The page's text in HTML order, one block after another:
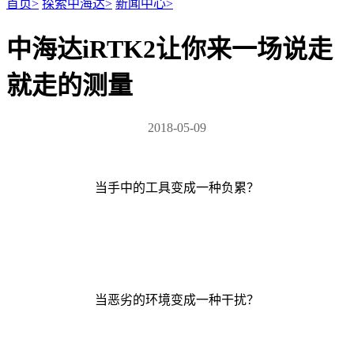
首页> 探索中海达> 新闻中心>
中海达iRTK2让你来一场说走
就走的测量
2018-05-09
当手中的工具变成一种负累？
当恶劣的环境变成一种干扰？